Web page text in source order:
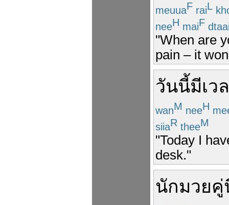
meuuaF raiL
neeH maiF
"When are
pain – it
วันนี้มีเว
wanM neeH
siiaR theeM
"Today I
desk."
นักมวยคู่